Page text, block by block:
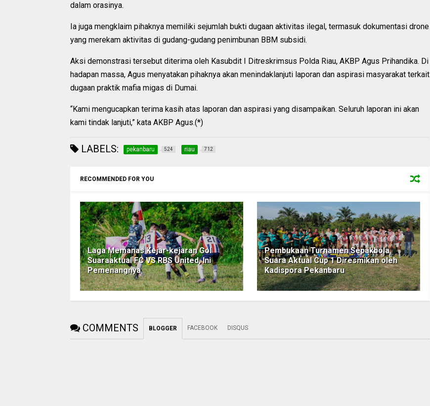
dalam orasinya.
Ia juga mengklaim pihaknya memiliki sejumlah bukti dugaan aktivitas ilegal, termasuk dokumentasi drone
yang merekam aktivitas di gudang-gudang penimbunan BBM subsidi.
Aksi demonstrasi tersebut diterima oleh Kasubdit I Ditreskrimsus Polda Riau, AKBP Agus Prihandika. Di
hadapan massa, Agus menyatakan pihaknya akan menindaklanjuti laporan dan aspirasi masyarakat terkait
dugaan praktik mafia migas di Dumai.
“Kami mengucapkan terima kasih atas laporan dan aspirasi yang disampaikan. Seluruh laporan ini akan
kami tindak lanjuti,” kata AKBP Agus.(*)
LABELS: pekanbaru 524 riau 712
RECOMMENDED FOR YOU
Laga Memanas Kejar-kejaran Gol
Suaraaktual FC VS RBS United, Ini
Pemenangnya
Pembukaan Turnamen Sepakbola
Suara Aktual Cup 1 Diresmikan oleh
Kadispora Pekanbaru
COMMENTS BLOGGER FACEBOOK DISQUS